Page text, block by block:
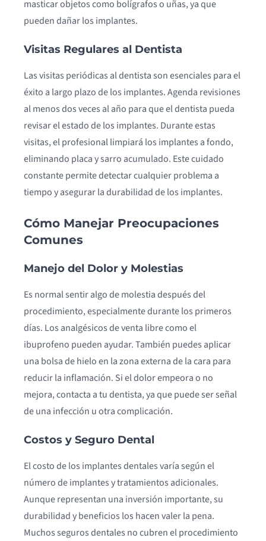
masticar objetos como bolígrafos o uñas, ya que
pueden dañar los implantes.
Visitas Regulares al Dentista
Las visitas periódicas al dentista son esenciales para el
éxito a largo plazo de los implantes. Agenda revisiones
al menos dos veces al año para que el dentista pueda
revisar el estado de los implantes. Durante estas
visitas, el profesional limpiará los implantes a fondo,
eliminando placa y sarro acumulado. Este cuidado
constante permite detectar cualquier problema a
tiempo y asegurar la durabilidad de los implantes.
Cómo Manejar Preocupaciones
Comunes
Manejo del Dolor y Molestias
Es normal sentir algo de molestia después del
procedimiento, especialmente durante los primeros
días. Los analgésicos de venta libre como el
ibuprofeno pueden ayudar. También puedes aplicar
una bolsa de hielo en la zona externa de la cara para
reducir la inflamación. Si el dolor empeora o no
mejora, contacta a tu dentista, ya que puede ser señal
de una infección u otra complicación.
Costos y Seguro Dental
El costo de los implantes dentales varía según el
número de implantes y tratamientos adicionales.
Aunque representan una inversión importante, su
durabilidad y beneficios los hacen valer la pena.
Muchos seguros dentales no cubren el procedimiento